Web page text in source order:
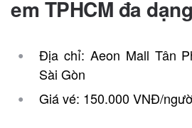
em TPHCM đa dạng
Địa chỉ: Aeon Mall Tân
Sài Gòn
Giá vé: 150.000 VNĐ/